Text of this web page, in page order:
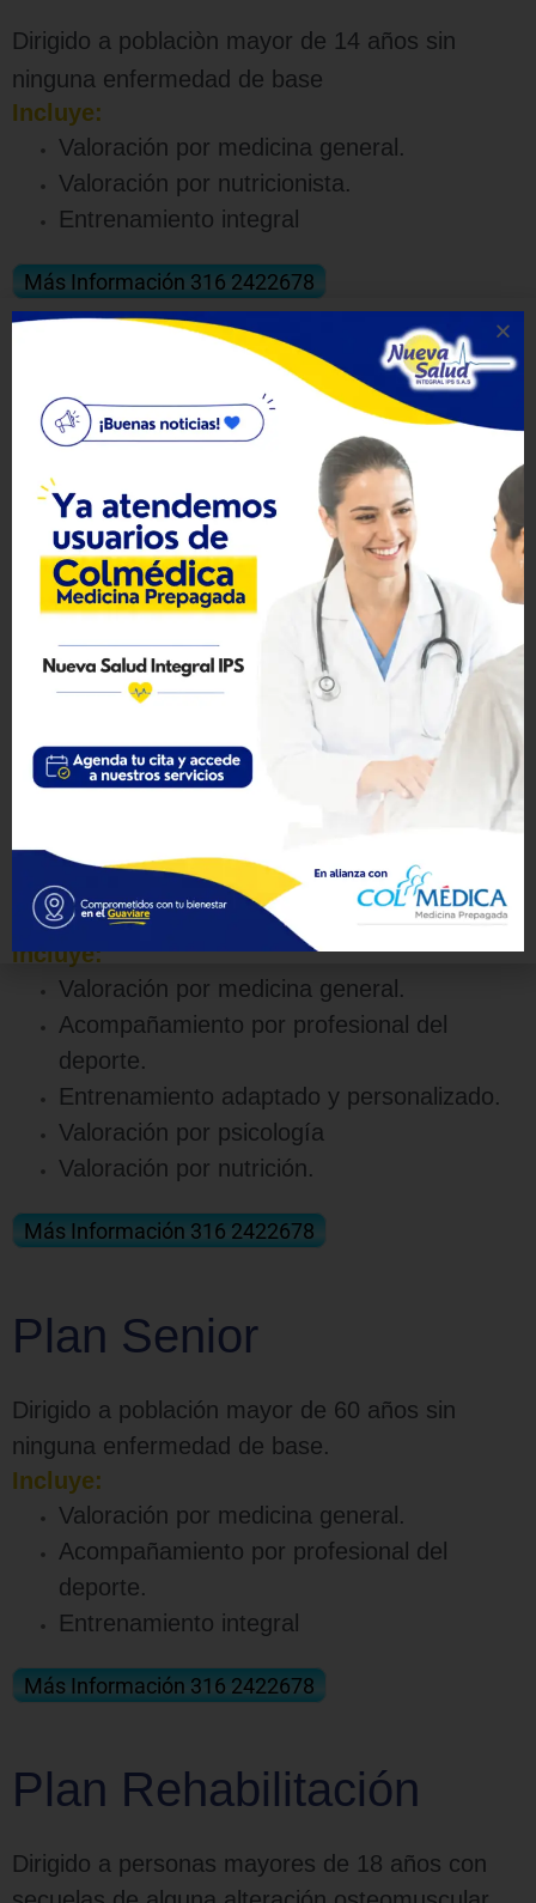
Dirigido a poblaciòn mayor de 14 años sin
ninguna enfermedad de base
Incluye:
Valoración por medicina general.
Valoración por nutricionista.
Entrenamiento integral
Más Información 316 2422678
Plan Mom Fit
Dirigido a mujeres en estado de gestación
mayores de 14 años (semana 12 – semana
36).
Incluye:
Masoterapia
Identificación de riesgos prenatales.
2 Sesiones de fisioterapia mensuales enfocadas en la preparación
física para el parto
Valoración por medicina general
Más Información 316 2422678
Plan Kids
Dirigido a niños entre 6-14 años.
Incluye:
Valoración por medicina general.
Acompañamiento por profesional del
deporte.
Entrenamiento adaptado y personalizado.
Valoración por psicología
Valoración por nutrición.
Más Información 316 2422678
Plan Senior
Dirigido a población mayor de 60 años sin
ninguna enfermedad de base.
Incluye:
Valoración por medicina general.
Acompañamiento por profesional del
deporte.
Entrenamiento integral
Más Información 316 2422678
Plan Rehabilitación
Dirigido a personas mayores de 18 años con